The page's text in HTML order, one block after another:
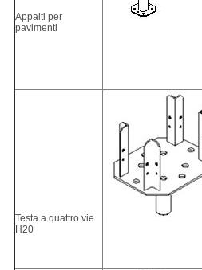
Appalti per
pavimenti
Testa a quattro vie
H20